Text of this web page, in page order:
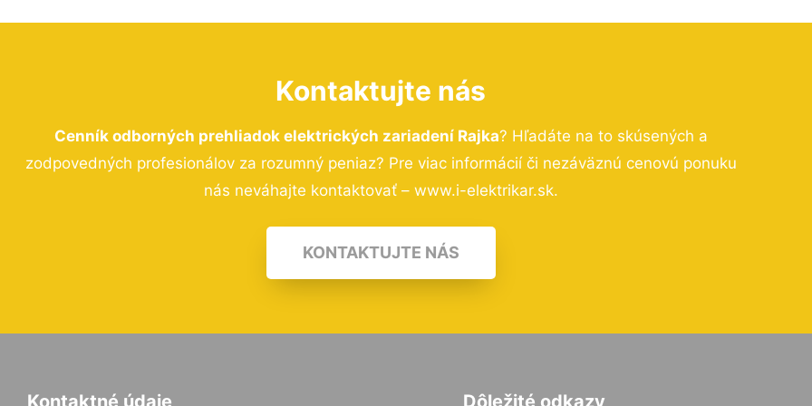
Kontaktujte nás
Cenník odborných prehliadok elektrických zariadení Rajka? Hľadáte na to skúsených a
zodpovedných profesionálov za rozumný peniaz? Pre viac informácií či nezáväznú cenovú ponuku
nás neváhajte kontaktovať – www.i-elektrikar.sk.
KONTAKTUJTE NÁS
Kontaktné údaje Dôležité odkazy